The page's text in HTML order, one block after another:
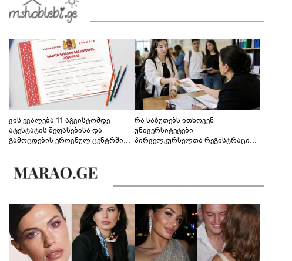
ვის ევალება 11 აგვისტომდე
ატესტატის შეფასებისა და
გამოცდების ეროვნულ ცენტრში
რა საბუთებს ითხოვენ
უნივერსიტეტები
პირველკურსელთა რეგისტრაციის